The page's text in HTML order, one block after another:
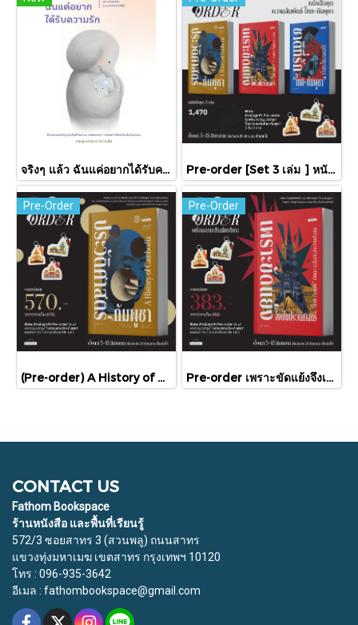
จริงๆ แล้ว ฉันแค่อยากได้รับความรัก / พัคแจยอน / นันท์นิชา / Babymonster Pre-order [Set 3 เล่ม ] หนังสือชุดความสัมพันธ์ "ไทย-กัมพูชา" / มติชน
Pre-Order
(Pre-order) A History of Cambodia ประวัติศาสตร์กัมพูชา (ฉบับปรับปรุงใหม่) / David Chandler / มติชน
Pre-Order
Pre-order เพราะขัดแย้งจึงเป็นประวัติศาสตร์ "ไทย-กัมพูชา" กับความสัมพันธ์หวานปนขม / มติชน
CONTACT US
Fathom Bookspace
ร้านหนังสือ และพื้นที่เรียนรู้
572/3 ซอยสาทร 3 (สวนพลู) ถนนสาทร
แขวงทุ่งมหาเมฆ เขตสาทร กรุงเทพฯ 10120
โทร : 096-935-3642
อีเมล : fathombookspace@gmail.com